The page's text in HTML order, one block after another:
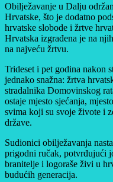
Obilježavanje u Dalju
Hrvatske, što je dodatno
hrvatske slobode i žrtve
Hrvatska izgrađena je na
na najveću žrtvu.
Trideset i pet godina nakon
jednako snažna: žrtva
stradalnika Domovinskog
ostaje mjesto sjećanja,
svima koji su svoje živote i
države.
Sudionici obilježavanja
prigodni ručak, potvrđujući
branitelje i logoraše živi u
budućih generacija.